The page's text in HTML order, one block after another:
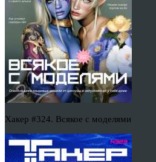
Хакер #324. Всякое с моделями